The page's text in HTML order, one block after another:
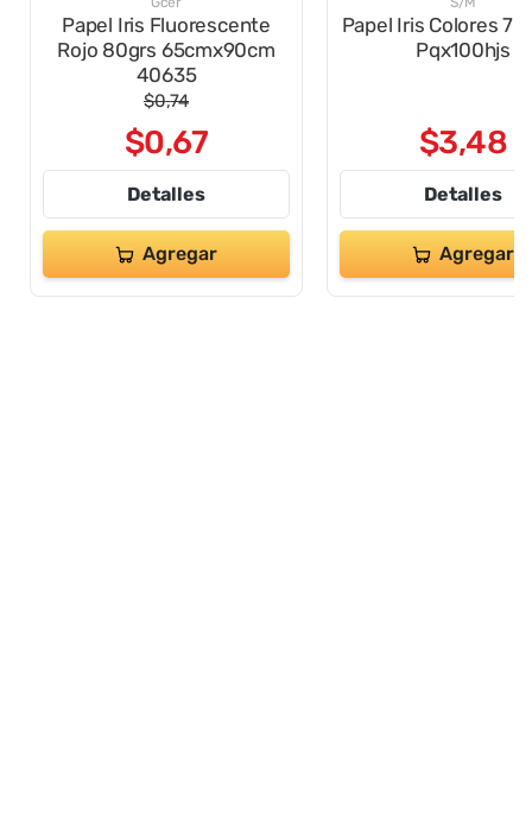
Papel Iris Fluorescente
Rojo 80grs 65cmx90cm
40635
$0,74
$0,67
Detalles
Agregar
Papel Iris Colores
Pqx100hjs
$3,48
Detalles
Agregar